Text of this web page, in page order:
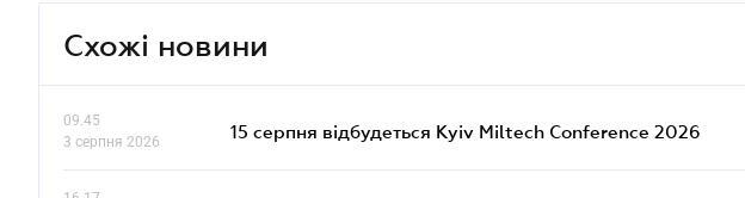
Схожі новини
09.45
3 серпня 2026
15 серпня відбудеться Kyiv Miltech Conference 2026